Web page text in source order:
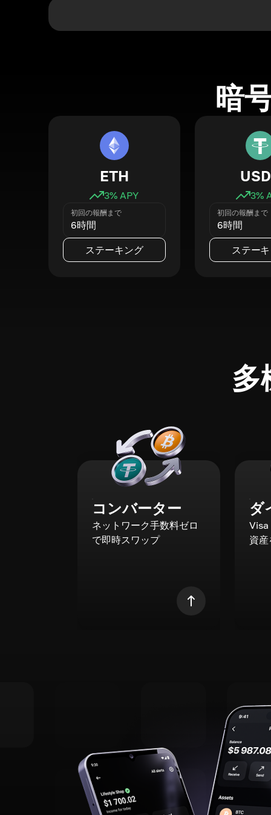
暗
ETH
3% APY
初回の報酬まで
6時間
ステーキング
3%
初回の報酬まで
6時間
ステー
多
コンバーター
ネットワーク手数料ゼロ
で即時スワップ
ダ
資